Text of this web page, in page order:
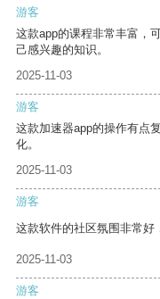
游客
这款app的课程非常丰富，
己感兴趣的知识。
2025-11-03
游客
这款加速器app的操作有点
化。
2025-11-03
游客
这款软件的社区氛围非常好
2025-11-03
游客